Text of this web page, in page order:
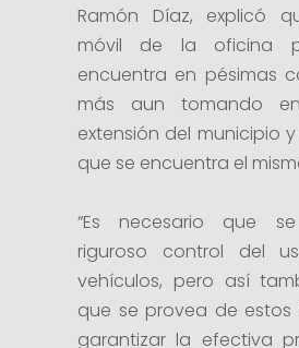
Ramón Díaz, explicó
móvil de la oficina
encuentra en pésimas
más aun tomando
extensión del municipio
que se encuentra el
“Es necesario que
riguroso control del
vehículos, pero así
que se provea de estos
garantizar la efectiva